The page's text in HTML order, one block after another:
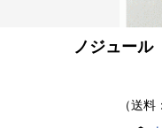
ノジュー
（送